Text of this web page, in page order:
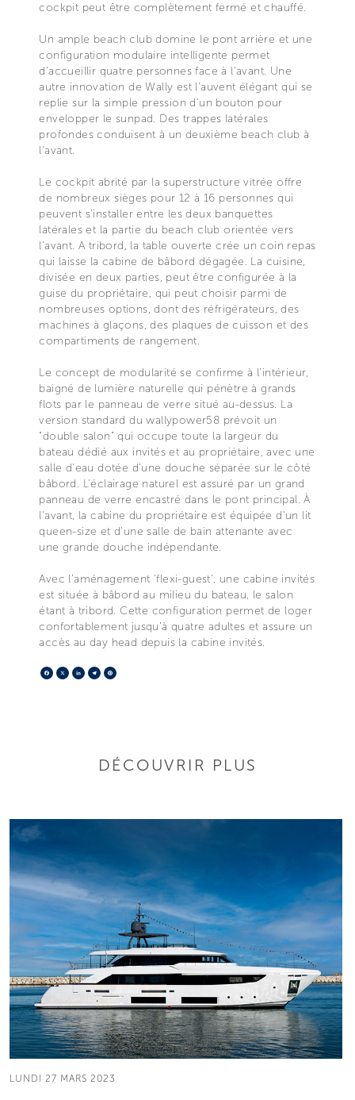
cockpit peut être complètement fermé et chauffé.
Un ample beach club domine le pont arrière et une
configuration modulaire intelligente permet
d’accueillir quatre personnes face à l'avant. Une
autre innovation de Wally est l'auvent élégant qui se
replie sur la simple pression d’un bouton pour
envelopper le sunpad. Des trappes latérales
profondes conduisent à un deuxième beach club à
l’avant.
Le cockpit abrité par la superstructure vitrée offre
de nombreux sièges pour 12 à 16 personnes qui
peuvent s'installer entre les deux banquettes
latérales et la partie du beach club orientée vers
l'avant. A tribord, la table ouverte crée un coin repas
qui laisse la cabine de bâbord dégagée. La cuisine,
divisée en deux parties, peut être configurée à la
guise du propriétaire, qui peut choisir parmi de
nombreuses options, dont des réfrigérateurs, des
machines à glaçons, des plaques de cuisson et des
compartiments de rangement.
Le concept de modularité se confirme à l'intérieur,
baigné de lumière naturelle qui pénètre à grands
flots par le panneau de verre situé au-dessus. La
version standard du wallypower58 prévoit un
"double salon" qui occupe toute la largeur du
bateau dédié aux invités et au propriétaire, avec une
salle d'eau dotée d’une douche séparée sur le côté
bâbord. L'éclairage naturel est assuré par un grand
panneau de verre encastré dans le pont principal. À
l'avant, la cabine du propriétaire est équipée d'un lit
queen-size et d'une salle de bain attenante avec
une grande douche indépendante.
Avec l’aménagement ‘flexi-guest’, une cabine invités
est située à bâbord au milieu du bateau, le salon
étant à tribord. Cette configuration permet de loger
confortablement jusqu’à quatre adultes et assure un
accès au day head depuis la cabine invités.
Facebook
X LinkedIn
Telegram
DÉCOUVRIR PLUS
LUNDI 27 MARS 2023